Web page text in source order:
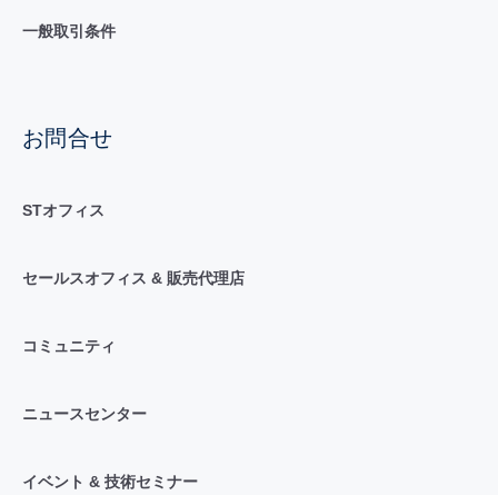
一般取引条件
お問合せ
STオフィス
セールスオフィス & 販売代理店
コミュニティ
ニュースセンター
イベント & 技術セミナー